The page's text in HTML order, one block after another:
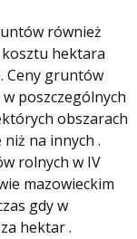
również
hektara
Ceny gruntów
poszczególnych
obszarach
na innych .
rolnych w IV
mazowieckim
gdy w
hektar .